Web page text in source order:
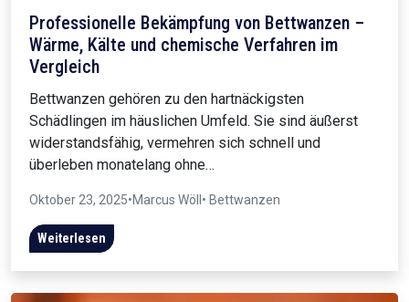
Professionelle Bekämpfung von Bettwanzen –
Wärme, Kälte und chemische Verfahren im
Vergleich
Bettwanzen gehören zu den hartnäckigsten
Schädlingen im häuslichen Umfeld. Sie sind äußerst
widerstandsfähig, vermehren sich schnell und
überleben monatelang ohne…
Oktober 23, 2025•Marcus Wöll • Bettwanzen
Weiterlesen